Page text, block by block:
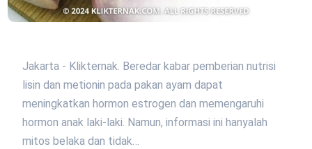
Jakarta - Klikternak. Beredar kabar pemberian nutrisi
lisin dan metionin pada pakan ayam dapat
meningkatkan hormon estrogen dan memengaruhi
hormon anak laki-laki. Namun, informasi ini hanyalah
mitos belaka dan tidak…